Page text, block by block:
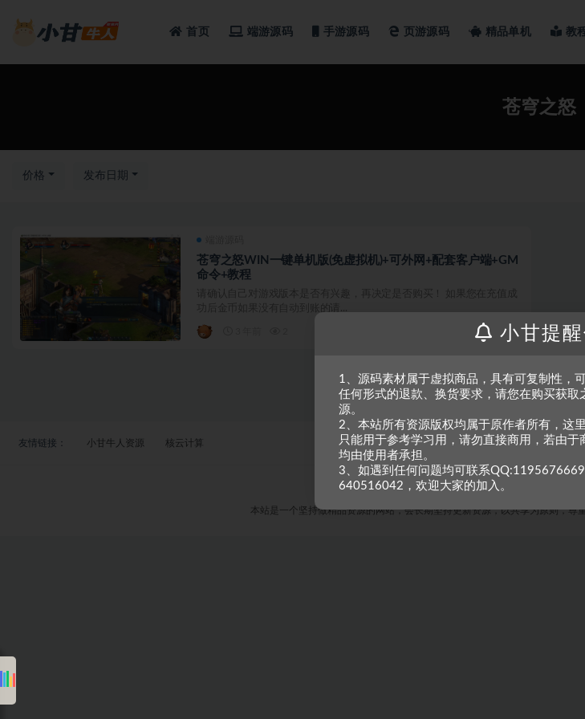
首页 端游源码 手游源码 页游源码 精品单机 教
苍穹之怒
价格 发布日期
苍穹之怒WIN一键单机版(免虚拟机)+可外网+配套客户端+GM
命令+教程
请确认自己对游戏版本是否有兴趣，再决定是否购买！ 如果您在充值成
功后金币如果没有自动到账的请...
300
友情链接： 小甘牛人资源 核云计算
Copyright © 2023 小甘牛人资源网
本站是一个坚持做精品资源的网站，会长期坚持更新资源，以共享为原则，尊
小甘提
1、源码素材属于虚拟商品，具有可复制性，
任何形式的退款、换货要求，请您在购买获取
源。
2、本站所有资源版权均属于原作者所有，这
只能用于参考学习用，请勿直接商用，若由
均由使用者承担。
3、如遇到任何问题均可联系
640516042，欢迎大家的加入。